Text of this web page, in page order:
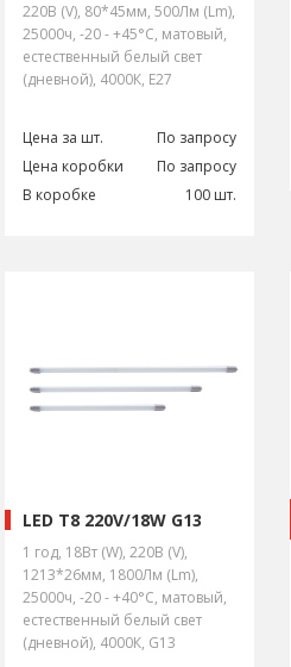
220В (V), 80*45мм, 500Лм (Lm),
25000ч, -20 - +45°С, матовый,
естественный белый свет
(дневной), 4000К, E27
Цена за шт.
По запросу
Цена коробки
По запросу
В коробке
100 шт.
LED T8 220V/18W G13
1 год, 18Вт (W), 220В (V),
1213*26мм, 1800Лм (Lm),
25000ч, -20 - +40°С, матовый,
естественный белый свет
(дневной), 4000К, G13